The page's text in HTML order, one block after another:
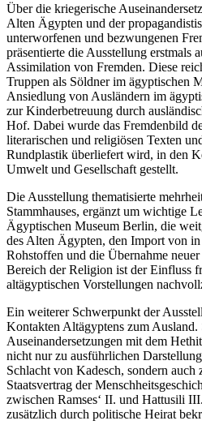
Über die kriegerische
Alten Ägypten und der
unterworfenen und bezwungenen
präsentierte die Ausstellung erstmals
Assimilation von Fremden. Diese
Truppen als Söldner im ägyptischen
Ansiedlung von Ausländern im
zur Kinderbetreuung durch
Hof. Dabei wurde das Fremdenbild
literarischen und religiösen Texten
Rundplastik überliefert wird, in den
Umwelt und Gesellschaft gestellt.
Die Ausstellung thematisierte
Stammhauses, ergänzt um wichtige
Ägyptischen Museum Berlin, die
des Alten Ägypten, den Import von
Rohstoffen und die Übernahme
Bereich der Religion ist der Einfluss
altägyptischen Vorstellungen
Ein weiterer Schwerpunkt der
Kontakten Altägyptens zum Ausland.
Auseinandersetzungen mit dem
nicht nur zu ausführlichen
Schlacht von Kadesch, sondern auch
Staatsvertrag der
zwischen Ramses‘ II. und Hattusili
zusätzlich durch politische Heirat